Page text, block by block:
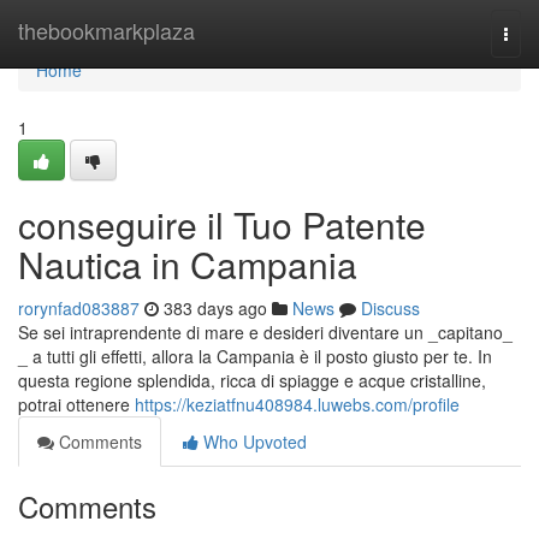
thebookmarkplaza
Home
Home
1
conseguire il Tuo Patente
Nautica in Campania
rorynfad083887 383 days ago News
Discuss
Se sei intraprendente di mare e desideri diventare un _capitano_
_ a tutti gli effetti, allora la Campania è il posto giusto per te. In
questa regione splendida, ricca di spiagge e acque cristalline,
potrai ottenere https://keziatfnu408984.luwebs.com/profile
Comments
Who Upvoted
Comments